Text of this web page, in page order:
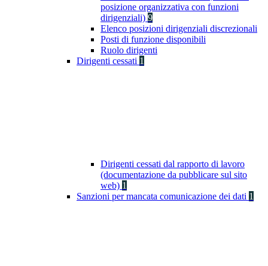
posizione organizzativa con funzioni
dirigenziali) 9
Elenco posizioni dirigenziali discrezionali
Posti di funzione disponibili
Ruolo dirigenti
Dirigenti cessati 1
Dirigenti cessati dal rapporto di lavoro
(documentazione da pubblicare sul sito
web) 1
Sanzioni per mancata comunicazione dei dati 1